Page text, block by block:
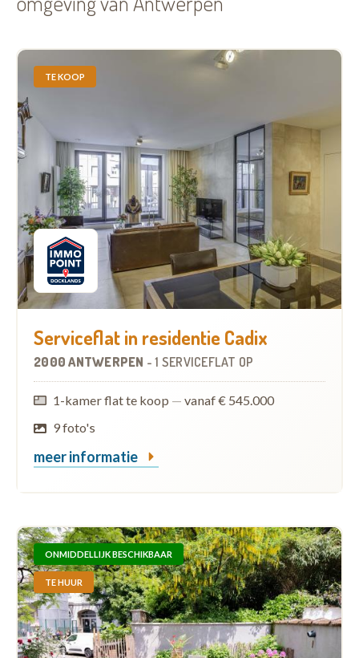
TE KOOP
Serviceflat in residentie Cadix
2000 ANTWERPEN -1 SERVICEFLAT OP
1-kamer flat te koop — vanaf € 545.000
9 foto's
meer informatie
ONMIDDELLIJK BESCHIKBAAR
TE HUUR